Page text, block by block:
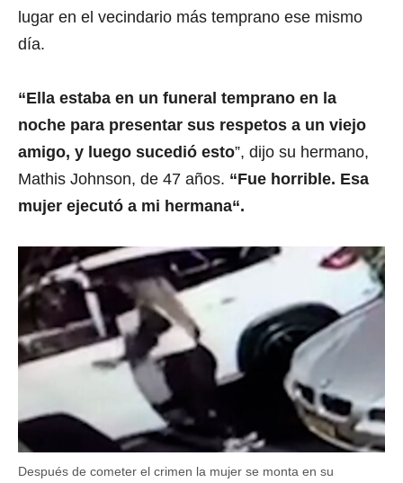
lugar en el vecindario más temprano ese mismo
día.
“Ella estaba en un funeral temprano en la
noche para presentar sus respetos a un viejo
amigo, y luego sucedió esto”, dijo su hermano,
Mathis Johnson, de 47 años. “Fue horrible. Esa
mujer ejecutó a mi hermana“.
Después de cometer el crimen la mujer se monta en su